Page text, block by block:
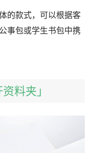
的款式，可以根据客
事包或学生书包中携
料夹」